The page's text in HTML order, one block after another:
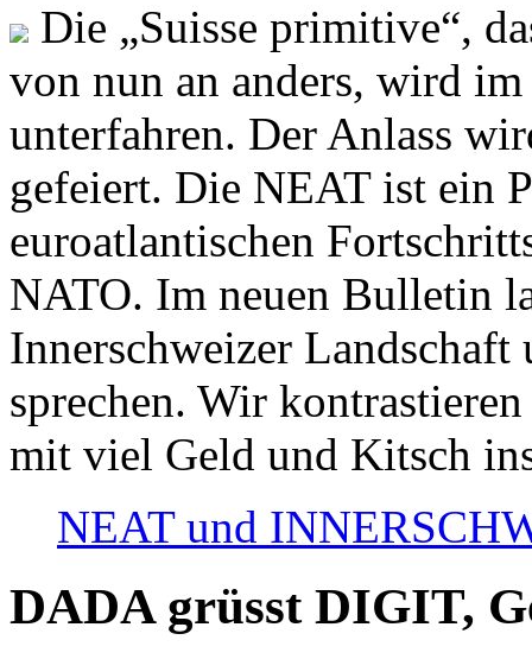
Die „Suisse primitive“,
von nun an anders, wird
unterfahren. Der Anlass
gefeiert. Die NEAT ist ein
euroatlantischen
NATO. Im neuen Bulletin
Innerschweizer
sprechen. Wir
mit viel Geld und Kitsch
NEAT und
DADA grüsst DIGIT,